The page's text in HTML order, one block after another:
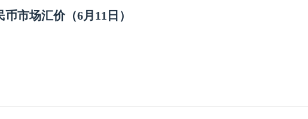
币市场汇价（6月11日）